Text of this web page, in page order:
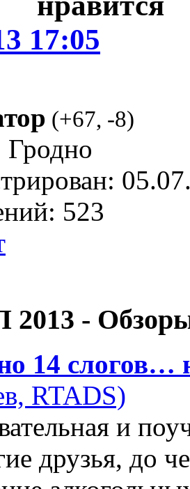
17:05
(+67, -8)
Гродно
523
-
14 слогов…
RTADS)
и
друзья, до